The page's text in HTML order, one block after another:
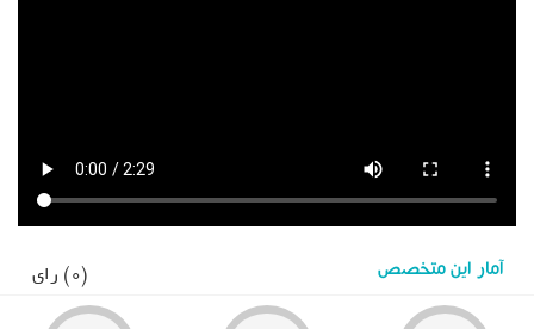
آمار این متخصص (0) رای